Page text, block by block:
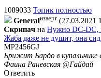
1089033 Топик полностью
Generalизверг (27.03.2021
Cкpипaч на Нужно DC-DC,
Жаба даже не душит, она
MP2456GJ
Брижит Бардо в
Фаина Раневская @Гайдай
Ответить